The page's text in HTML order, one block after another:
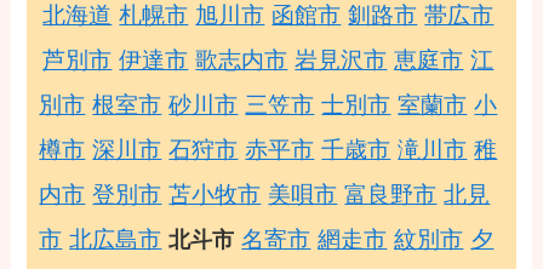
北海道 札幌市 旭川市 函館市 釧路市 帯広市
芦別市 伊達市 歌志内市 岩見沢市 恵庭市 江
別市 根室市 砂川市 三笠市 士別市 室蘭市 小
樽市 深川市 石狩市 赤平市 千歳市 滝川市 稚
内市 登別市 苫小牧市 美唄市 富良野市 北見
市 北広島市 北斗市 名寄市 網走市 紋別市 夕